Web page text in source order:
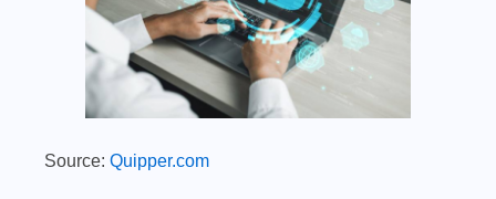
Source: Quipper.com